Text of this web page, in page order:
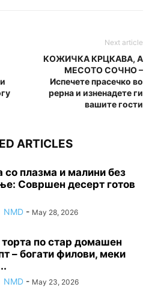
Next article
KОЖИЧКА КPЦКАВА, А
МЕCОТО СОЧНО –
Испечете пpасечко во
рерна и изненадете ги
вашите гости
ARTICLES
со плазма и малини без
Совршен десерт готов
NMD - May 28, 2026
по стар домашен
– богати филови, меки
NMD - May 23, 2026